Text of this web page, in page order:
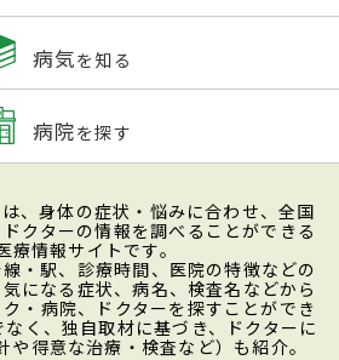
病気を知る
病院を探す
、身体の症状・悩みに合わせ、全国
クターの情報を調べることができる
療情報サイトです。
・駅、診療時間、医院の特徴などの
になる症状、病名、検査名などから
・病院、ドクターを探すことができ
く、独自取材に基づき、ドクターに
や得意な治療・検査など）も紹介。